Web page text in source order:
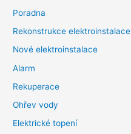
Poradna
Rekonstrukce elektroinstalace
Nové elektroinstalace
Alarm
Rekuperace
Ohřev vody
Elektrické topení